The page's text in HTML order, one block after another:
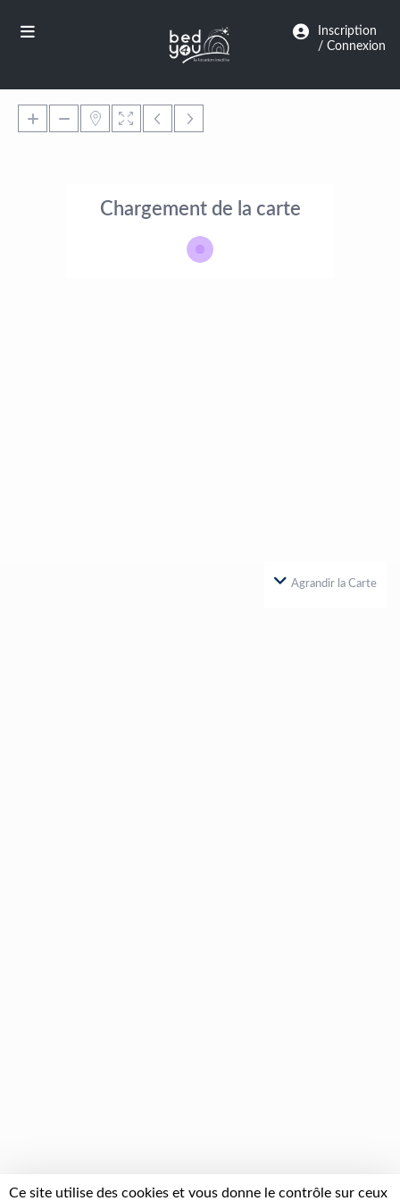
Inscription
/ Connexion
Chargement de la carte
Agrandir la Carte
Ce site utilise des cookies et vous donne le contrôle sur ceux